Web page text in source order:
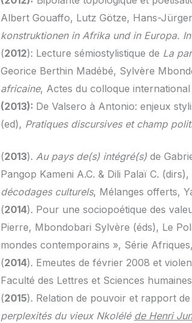
Albert Gouaffo, Lutz Götze, Hans-
konstruktionen in Afrika und in Europa.
(2012): Lecture sémiostylistique de La
Georice Berthin Madébé, Sylvère
africaine, Actes du colloque
(2013): De Valsero à Antonio: enjeux
(ed), Pratiques discursives et champ
(2013). Au pays de(s) intégré(s)de
Pangop Kameni A.C. & Dili Palaï C. (dirs),
décodages culturels, Mélanges offerts,
(2014). Pour une sociopoétique des
Pierre, Mbondobari Sylvère (éds), Le
mondes contemporains », Série
(2014). Emeutes de février 2008 et
Faculté des Lettres et Sciences
(2015). Relation de pouvoir et rapport
perplexités du vieux Nkolélé de Henri